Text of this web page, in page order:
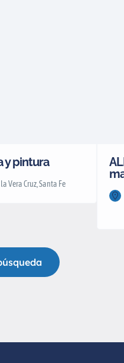
y pintura
Vera Cruz, Santa Fe